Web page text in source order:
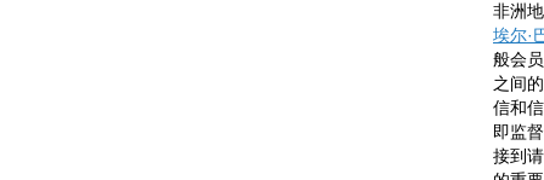
非洲
埃尔·
般会
之间
信和
即监
接到